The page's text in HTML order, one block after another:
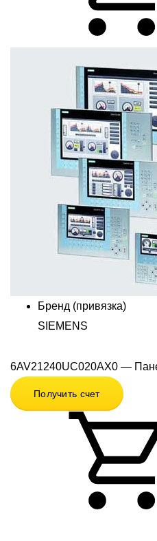
Бренд (привязка)
SIEMENS
6AV21240UC020AX0 —
Получить счет